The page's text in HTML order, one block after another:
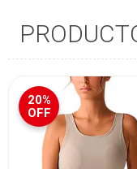
20%
OFF